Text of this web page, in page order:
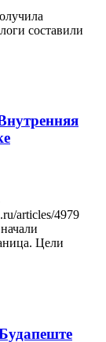
составили
articles/4979
Цели